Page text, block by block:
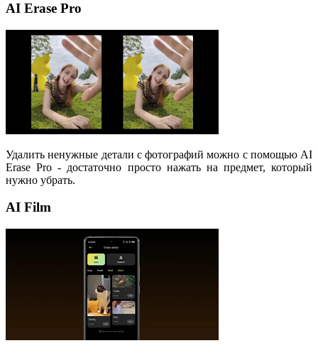
AI Erase Pro
Удалить ненужные детали с фотографий можно с помощью AI
Erase Pro - достаточно просто нажать на предмет, который
нужно убрать.
AI Film